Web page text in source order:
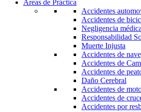
Áreas de Práctica
Accidentes
Accidentes de
Negligencia médica
Responsabilidad
Muerte Injusta
Accidentes de
Accidentes de
Accidentes de
Daño Cerebral
Accidentes de
Accidentes de
Accidentes por